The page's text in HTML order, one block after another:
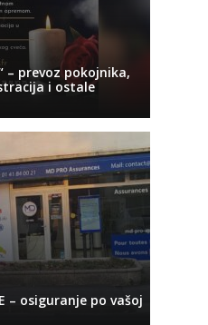
– prevoz pokojnika,
i ostale
– osiguranje po vašoj